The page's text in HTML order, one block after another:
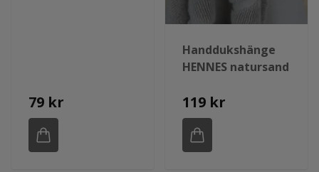
79 kr
Handdukshänge
HENNES natursand
119 kr